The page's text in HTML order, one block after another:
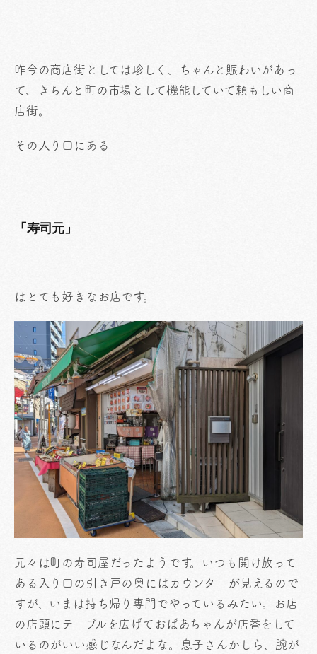
昨今の商店街としては珍しく、ちゃんと賑わいがあっ
て、きちんと町の市場として機能していて頼もしい商
店街。
その入り口にある
「寿司元」
はとても好きなお店です。
元々は町の寿司屋だったようです。いつも開け放って
ある入り口の引き戸の奥にはカウンターが見えるので
すが、いまは持ち帰り専門でやっているみたい。お店
の店頭にテーブルを広げておばあちゃんが店番をして
いるのがいい感じなんだよな。息子さんかしら、腕が